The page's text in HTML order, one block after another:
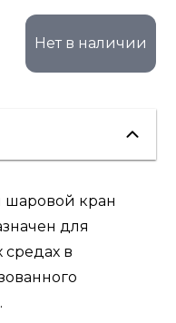
Нет в наличии
шаровой кран
для
средах в